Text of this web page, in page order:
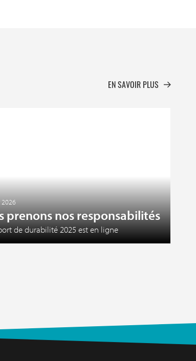
prenons nos responsabilités
de durabilité 2025 est en ligne
EN SAVOIR PLUS